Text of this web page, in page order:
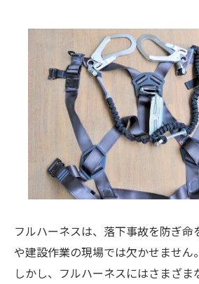
フルハーネスは、落下事故を防ぎ命
や建設作業の現場では欠かせません。
しかし、フルハーネスにはさまざま